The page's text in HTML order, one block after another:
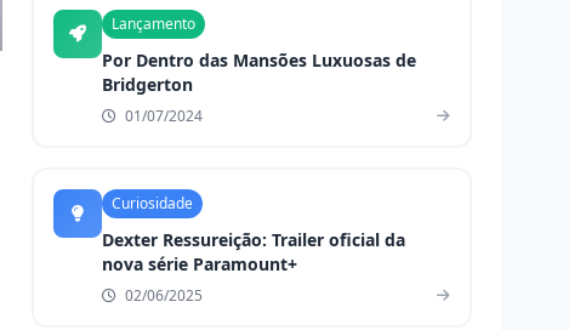
Lançamento
Por Dentro das Mansões Luxuosas de
Bridgerton
01/07/2024
Curiosidade
Dexter Ressureição: Trailer oficial da
nova série Paramount+
02/06/2025